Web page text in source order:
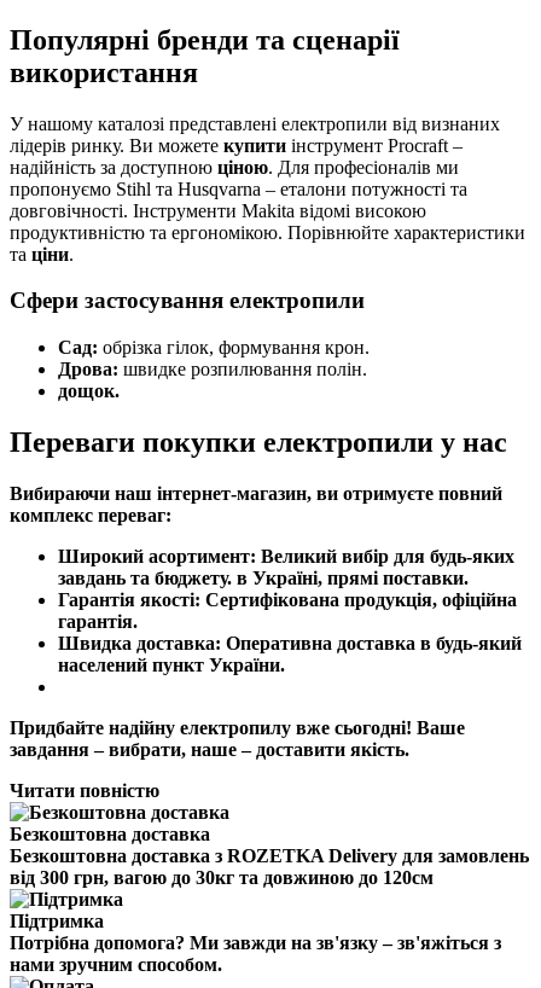
Популярні бренди та сценарії
використання
У нашому каталозі представлені електропили від визнаних
лідерів ринку. Ви можете купити інструмент Procraft –
надійність за доступною ціною. Для професіоналів ми
пропонуємо Stihl та Husqvarna – еталони потужності та
довговічності. Інструменти Makita відомі високою
продуктивністю та ергономікою. Порівнюйте характеристики
та ціни.
Сфери застосування електропили
Сад: обрізка гілок, формування крон.
Дрова: швидке розпилювання полін.
дощок.
Переваги покупки електропили у нас
Вибираючи наш інтернет-магазин, ви отримуєте повний
комплекс переваг:
Широкий асортимент: Великий вибір для будь-яких
завдань та бюджету. в Україні, прямі поставки.
Гарантія якості: Сертифікована продукція, офіційна
гарантія.
Швидка доставка: Оперативна доставка в будь-який
населений пункт України.
Придбайте надійну електропилу вже сьогодні! Ваше
завдання – вибрати, наше – доставити якість.
Читати повністю
Безкоштовна доставка
Безкоштовна доставка з ROZETKA Delivery для замовлень
від 300 грн, вагою до 30кг та довжиною до 120см
Підтримка
Потрібна допомога? Ми завжди на зв'язку – зв'яжіться з
нами зручним способом.